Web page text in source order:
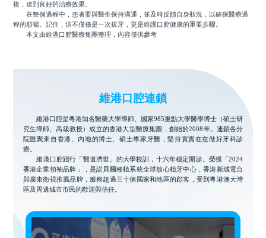
複，達到良好的治療效果。
在整個過程中，患者要與醫生保持溝通，並及時反饋自身狀況，以確保醫療過
程的順暢。記住，這不僅僅是一次拔牙，更是維護口腔健康的重要步驟。
本文由維港口腔醫療集團整理，內容僅供參考
維港口腔連鎖
維港口腔是粵港知名醫藥大學導師、國家985重點大學醫學博士（碩士研
究生導師、高級教授）成立的香港大型醫療集團，創始於2008年。連鎖各分
院匯聚來自香港、內地的博士、碩士專家牙醫，堅持實實在在做好牙科診
療。
維港口腔踐行「醫道濟世」的大學校訓，十六年穩定開診。榮獲「2024
香港企業領袖品牌」，是諾貝爾種植系統全球放心植牙中心，香港新城電台
與廣東衛視推薦品牌，服務超過三十個國家和地區的顧客，受到粵港澳大灣
區及周邊城市市民的歡迎與信任。